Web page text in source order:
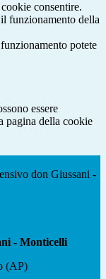
consentire.
funzionamento della
potete
essere
pagina della cookie
don Giussani -
- Monticelli
(AP)